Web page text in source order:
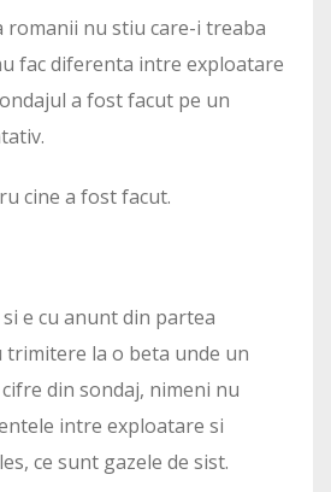
romanii nu stiu care-i treaba
fac diferenta intre exploatare
a fost facut pe un
cine a fost facut.
e cu anunt din partea
la o beta unde un
din sondaj, nimeni nu
intre exploatare si
ce sunt gazele de sist.